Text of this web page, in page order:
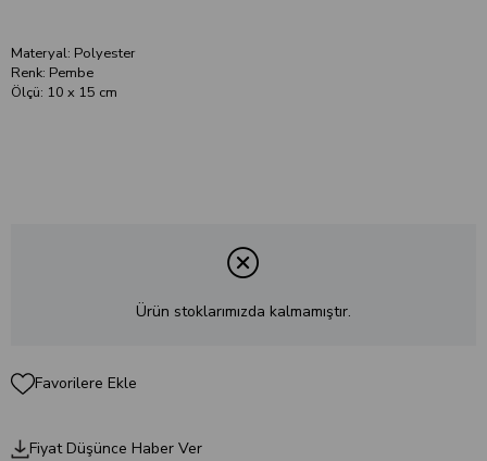
Materyal: Polyester
Renk: Pembe
Ölçü: 10 x 15 cm
Ürün stoklarımızda kalmamıştır.
Favorilere Ekle
Fiyat Düşünce Haber Ver